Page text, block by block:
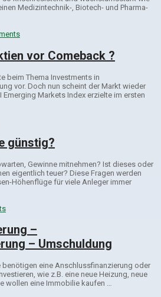
Medizintechnik-, Biotech- und Pharma-
vor Comeback ?
beim Thema Investments in
vor. Doch nun scheint der Markt wieder
Emerging Markets Index erzielte im ersten
günstig?
Gewinne mitnehmen? Ist dieses oder
eigentlich teuer? Diese Fragen werden
Höhenflüge für viele Anleger immer
–
– Umschuldung
benötigen eine Anschlussfinanzierung oder
wie z.B. eine neue Heizung, neue
wollen eine Immobilie kaufen …